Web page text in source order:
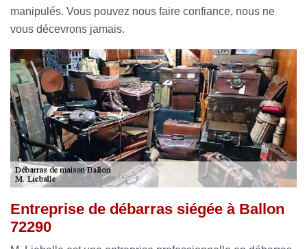
manipulés. Vous pouvez nous faire confiance, nous ne
vous décevrons jamais.
Entreprise de débarras siégée à Ballon
72290